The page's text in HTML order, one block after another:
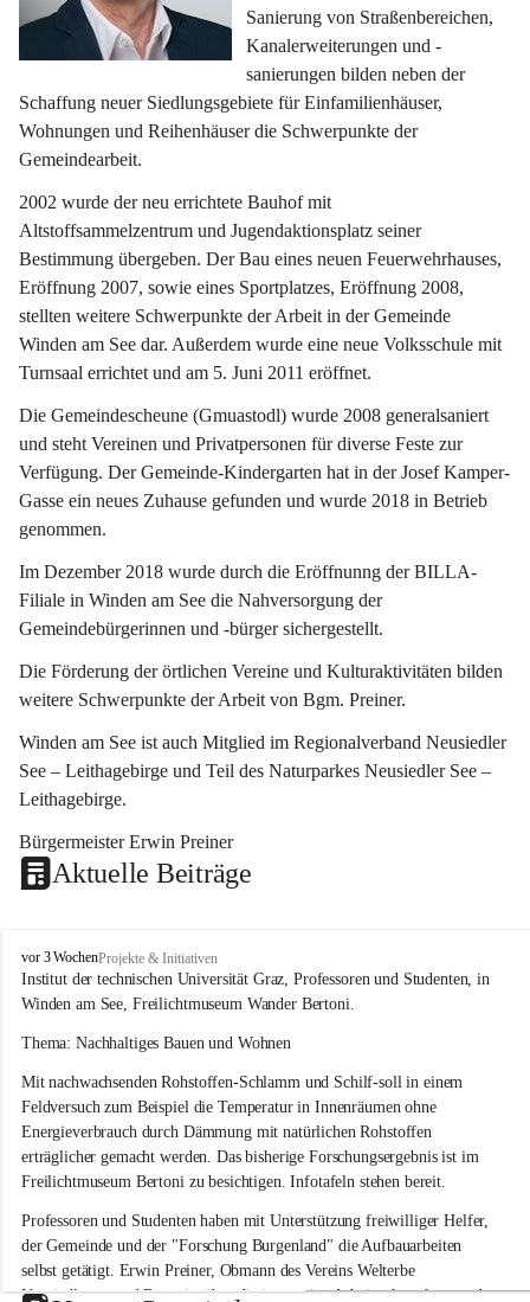
Sanierung von Straßenbereichen,
Kanalerweiterungen und -
sanierungen bilden neben der
Schaffung neuer Siedlungsgebiete für Einfamilienhäuser,
Wohnungen und Reihenhäuser die Schwerpunkte der
Gemeindearbeit.
2002 wurde der neu errichtete Bauhof mit
Altstoffsammelzentrum und Jugendaktionsplatz seiner
Bestimmung übergeben. Der Bau eines neuen Feuerwehrhauses,
Eröffnung 2007, sowie eines Sportplatzes, Eröffnung 2008,
stellten weitere Schwerpunkte der Arbeit in der Gemeinde
Winden am See dar. Außerdem wurde eine neue Volksschule mit
Turnsaal errichtet und am 5. Juni 2011 eröffnet.
Die Gemeindescheune (Gmuastodl) wurde 2008 generalsaniert
und steht Vereinen und Privatpersonen für diverse Feste zur
Verfügung. Der Gemeinde-Kindergarten hat in der Josef Kamper-
Gasse ein neues Zuhause gefunden und wurde 2018 in Betrieb
genommen.
Im Dezember 2018 wurde durch die Eröffnunng der BILLA-
Filiale in Winden am See die Nahversorgung der
Gemeindebürgerinnen und -bürger sichergestellt.
Die Förderung der örtlichen Vereine und Kulturaktivitäten bilden
weitere Schwerpunkte der Arbeit von Bgm. Preiner.
Winden am See ist auch Mitglied im Regionalverband Neusiedler
See – Leithagebirge und Teil des Naturparkes Neusiedler See –
Leithagebirge.
Bürgermeister Erwin Preiner
Aktuelle Beiträge
W
i
n
e
a
m
S
e
e
vor 3 WochenProjekte & Initiativen
Institut der technischen Universität Graz, Professoren und Studenten, in
Winden am See, Freilichtmuseum Wander Bertoni.
Thema: Nachhaltiges Bauen und Wohnen
Mit nachwachsenden Rohstoffen-Schlamm und Schilf-soll in einem
Feldversuch zum Beispiel die Temperatur in Innenräumen ohne
Energieverbrauch durch Dämmung mit natürlichen Rohstoffen
erträglicher gemacht werden. Das bisherige Forschungsergebnis ist im
Freilichtmuseum Bertoni zu besichtigen. Infotafeln stehen bereit.
Professoren und Studenten haben mit Unterstützung freiwilliger Helfer,
der Gemeinde und der "Forschung Burgenland" die Aufbauarbeiten
selbst getätigt. Erwin Preiner, Obmann des Vereins Welterbe
Neusiedlersee und Bgm. ist über die innovative Arbeit sehr erfreut und